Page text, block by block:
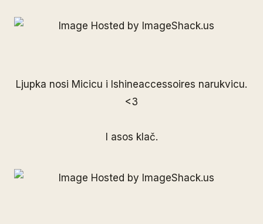
Ljupka nosi Micicu i Ishineaccessoires narukvicu.
<3
I asos klač.